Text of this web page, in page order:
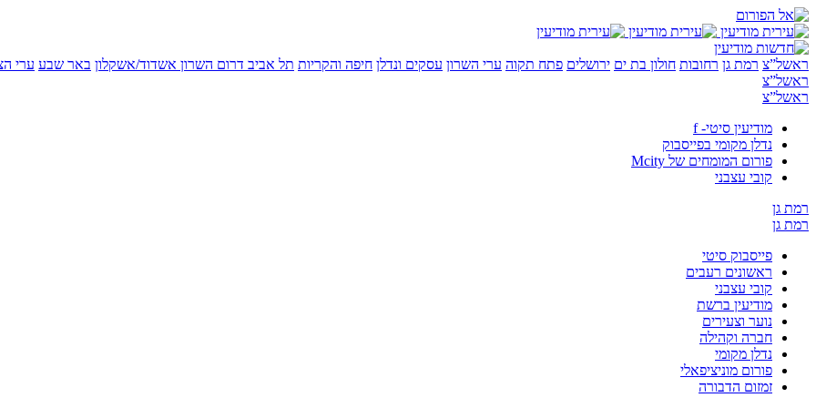
ראשל”צ רמת גן רחובות חולון בת ים ירושלים פתח תקוה ערי השרון עסקים ונדלן חיפה והקריות תל אביב דרום השרון אשדוד/אשקלון באר שבע ערי
ראשל”צ
ראשל”צ
מודיעין סיטי- f
נדלן מקומי בפייסבוק
פורום המומחים של Mcity
קובי עצבני
רמת גן
רמת גן
פייסבוק סיטי
ראשונים רעבים
קובי עצבני
מודיעין ברשת
נוער וצעירים
חברה וקהילה
נדלן מקומי
פורום מוניציפאלי
זמזום הדבורה